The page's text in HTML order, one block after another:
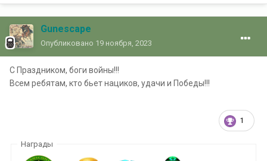
Gunescape
Опубликовано 19 ноября, 2023
С Праздником, боги войны!!!
Всем ребятам, кто бьет нациков, удачи и Победы!!!
1
Награды